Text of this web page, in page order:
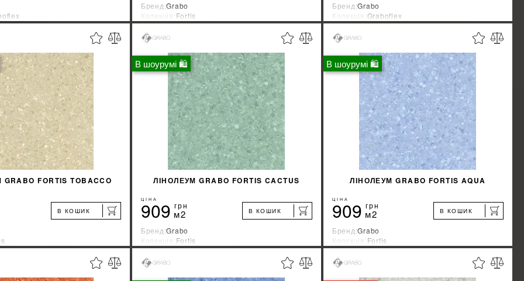
Венгрия
%
КУПИТИ
Бренд:Grabo
Колекція:Fortis
Країна-виробник:Венгрия
%
КУПИТИ
Бренд:Grabo
Колекція:Graboflex
Країна-виробник:Венгрия
%
КУПИТИ
FORTIS TOBACCO
В КОШИК
Венгрия
%
В шоурумі 🛍
ЛІНОЛЕУМ GRABO FORTIS CACTUS
ЦІНА
909 грн
м2 В КОШИК
Бренд:Grabo
Колекція:Fortis
Країна-виробник:Венгрия
%
В шоурумі 🛍
ЛІНОЛЕУМ GRABO FORTIS AQUA
ЦІНА
909 грн
м2 В КОШИК
Бренд:Grabo
Колекція:Fortis
Країна-виробник:Венгрия
%